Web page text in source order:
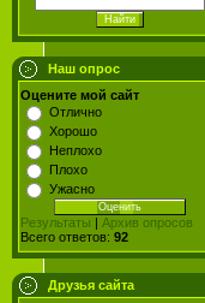
Наш опрос
Оцените мой сайт
Отлично
Хорошо
Неплохо
Плохо
Ужасно
Результаты | Архив опросов
Всего ответов: 92
Друзья сайта